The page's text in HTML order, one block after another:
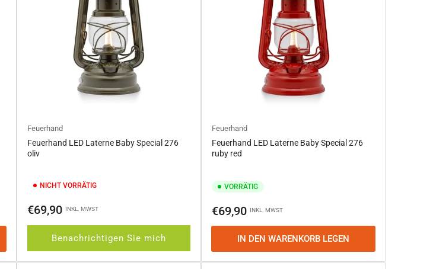
Feuerhand
Feuerhand LED Laterne Baby Special 276
oliv
NICHT VORRÄTIG
Normaler
€69,90 INKL. MWST
Benachrichtigen Sie mich
Feuerhand
Feuerhand LED Laterne Baby Special 276
ruby red
VORRÄTIG
Normaler
€69,90 INKL. MWST
IN DEN WARENKORB LEGEN